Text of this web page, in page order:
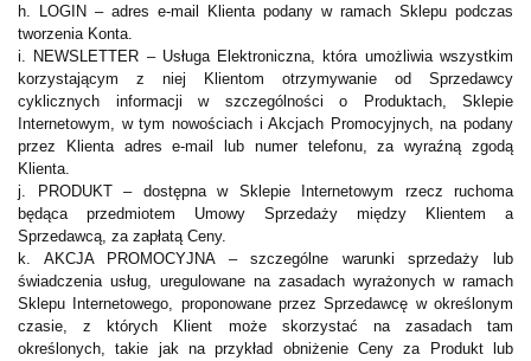
h. LOGIN – adres e-mail Klienta podany w ramach Sklepu podczas
tworzenia Konta.
i. NEWSLETTER – Usługa Elektroniczna, która umożliwia wszystkim
korzystającym z niej Klientom otrzymywanie od Sprzedawcy
cyklicznych informacji w szczególności o Produktach, Sklepie
Internetowym, w tym nowościach i Akcjach Promocyjnych, na podany
przez Klienta adres e-mail lub numer telefonu, za wyraźną zgodą
Klienta.
j. PRODUKT – dostępna w Sklepie Internetowym rzecz ruchoma
będąca przedmiotem Umowy Sprzedaży między Klientem a
Sprzedawcą, za zapłatą Ceny.
k. AKCJA PROMOCYJNA – szczególne warunki sprzedaży lub
świadczenia usług, uregulowane na zasadach wyrażonych w ramach
Sklepu Internetowego, proponowane przez Sprzedawcę w określonym
czasie, z których Klient może skorzystać na zasadach tam
określonych, takie jak na przykład obniżenie Ceny za Produkt lub